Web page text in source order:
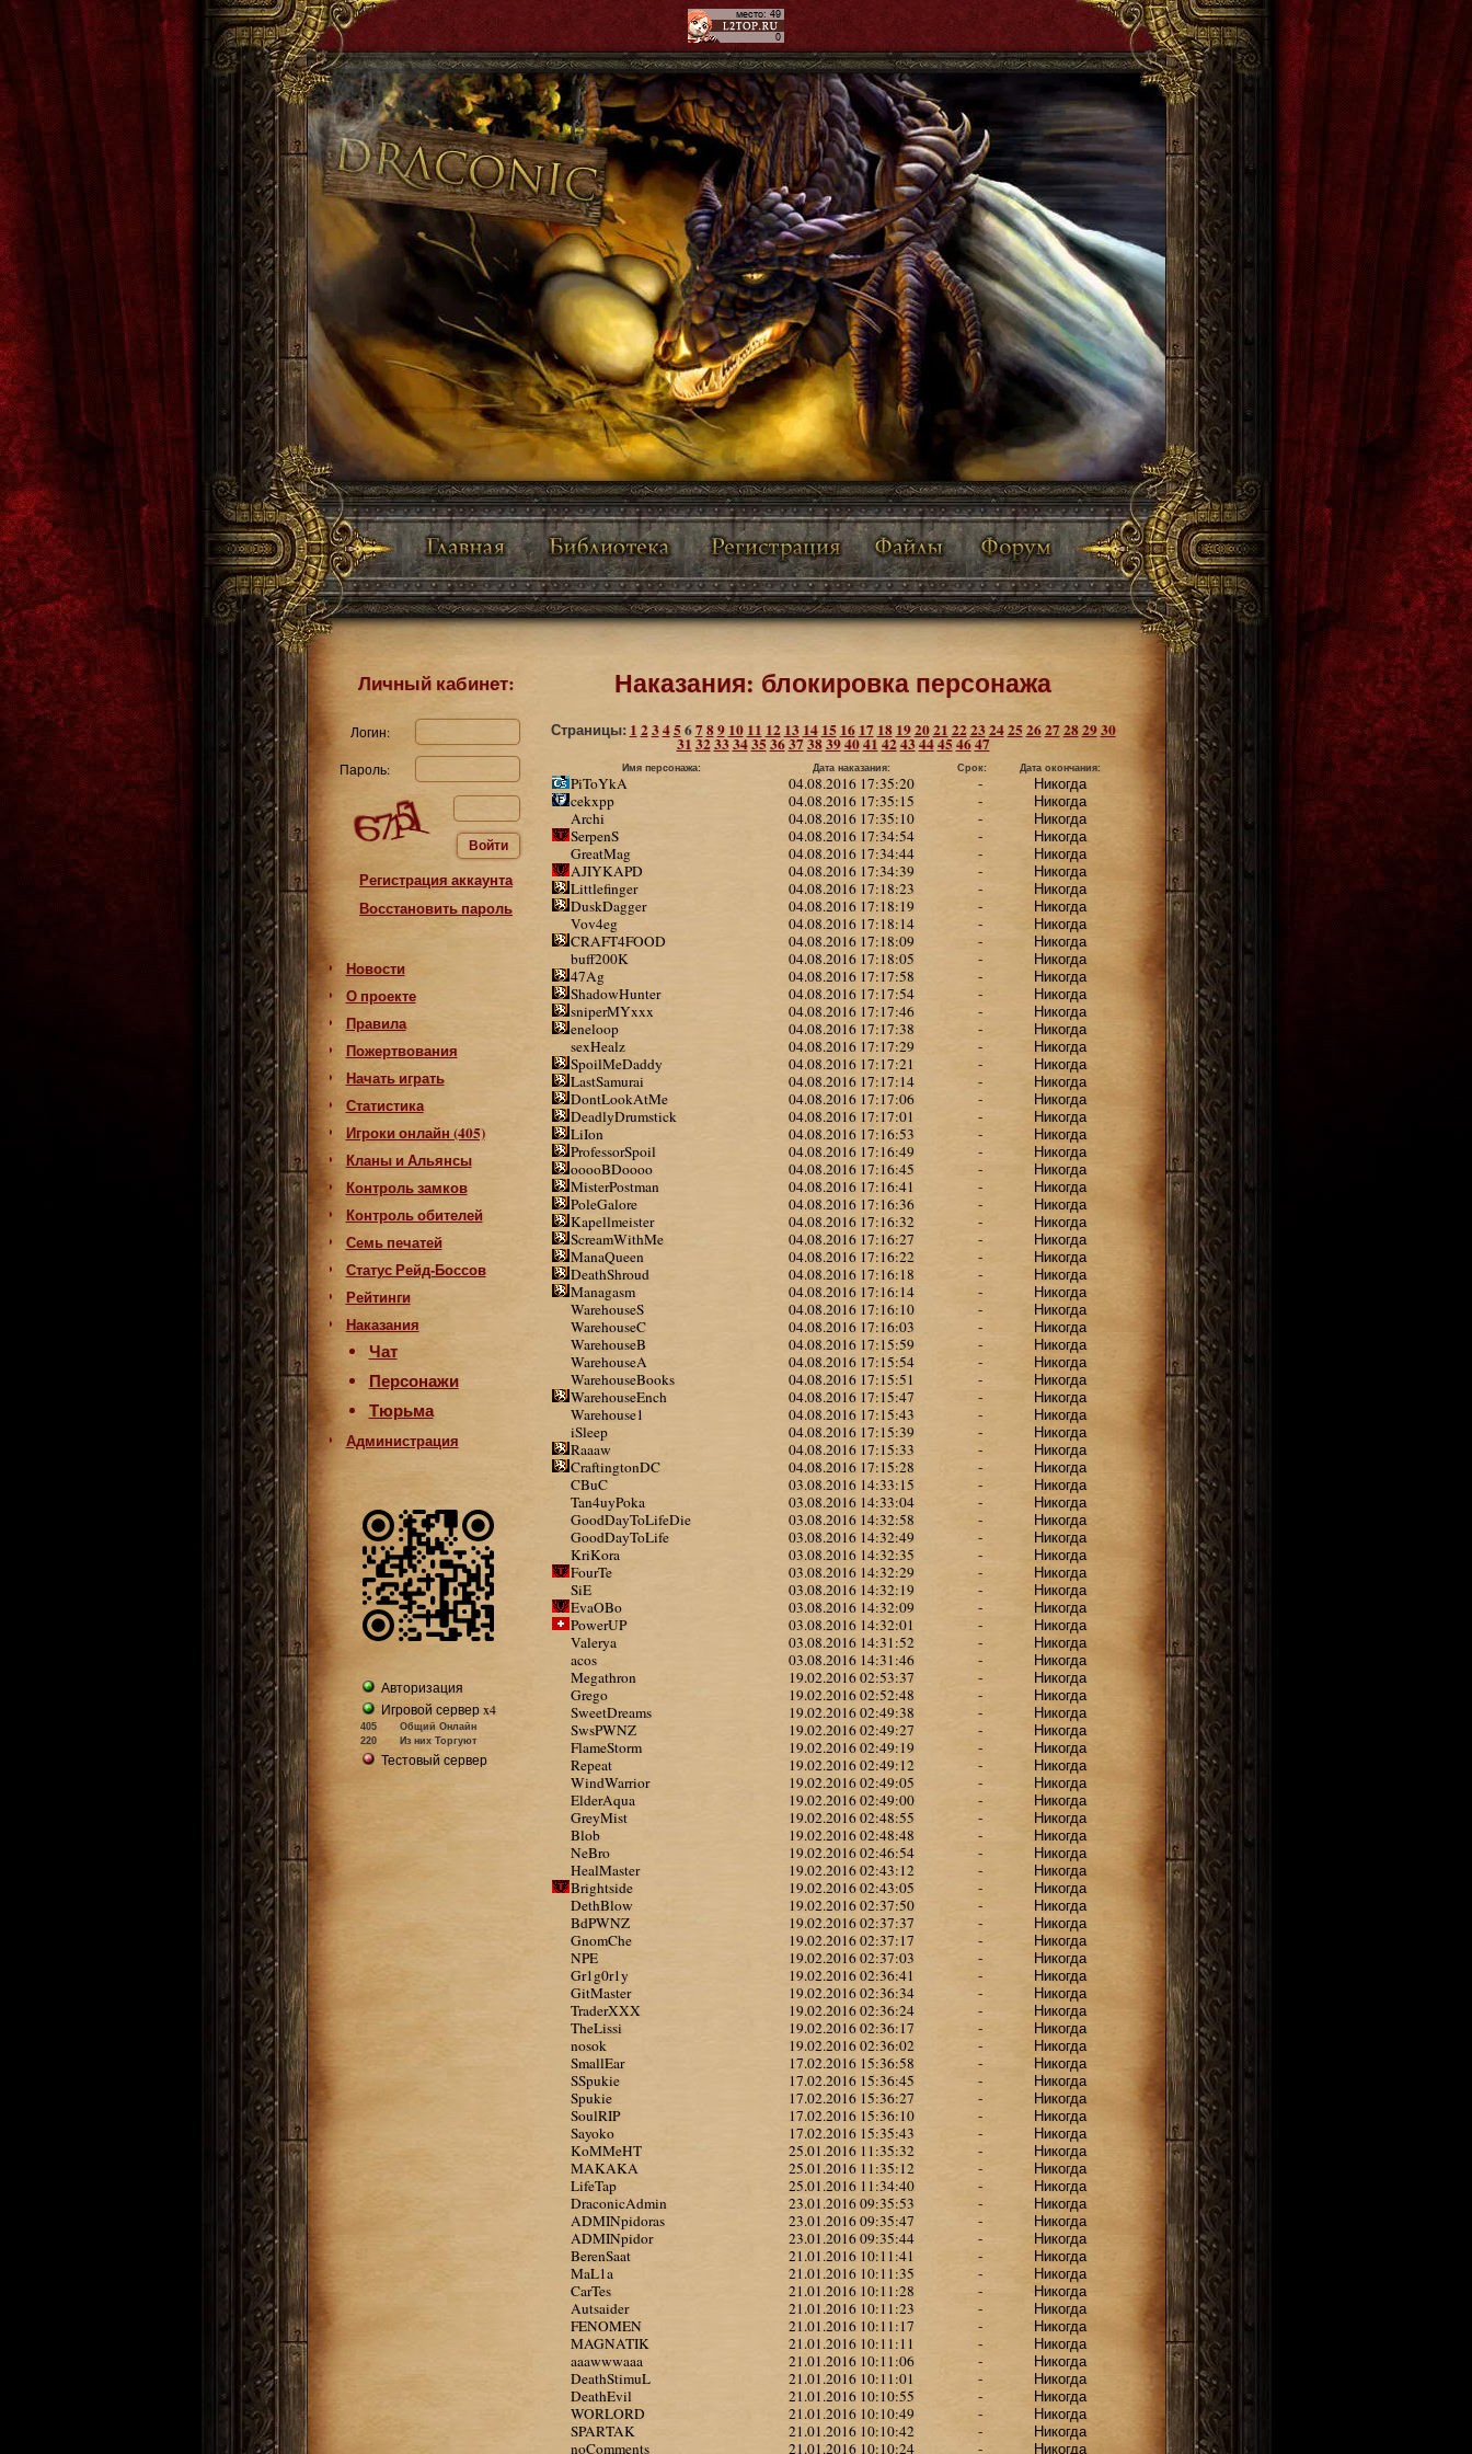
Личный кабинет:
Логин:
Пароль:
Войти
Регистрация аккаунта
Восстановить пароль
Новости
О проекте
Правила
Пожертвования
Начать играть
Статистика
Игроки онлайн (405)
Кланы и Альянсы
Контроль замков
Контроль обителей
Семь печатей
Статус Рейд-Боссов
Рейтинги
Наказания
Чат
Персонажи
Тюрьма
Администрация
Авторизация
Игровой сервер x4
405
Общий Онлайн
220
Из них Торгуют
Тестовый сервер
Наказания: блокировка персонажа
Страницы: 1 2345 6789 10 11 12 13 14 15 16 17 18 192021 22232425 2627282930
3132333435363738394041424344454647
Имя персонажа: Дата наказания: Срок: Дата окончания:
PiToYkA 04.08.2016 17:35:20 -
Никогда
cekxpp
04.08.2016 17:35:15 -
Никогда
Archi
04.08.2016 17:35:10 -
Никогда
SerpenS
04.08.2016 17:34:54 -
Никогда
GreatMag
04.08.2016 17:34:44 -
Никогда
AJIYKAPD
04.08.2016 17:34:39 -
Никогда
Littlefinger
04.08.2016 17:18:23 -
Никогда
DuskDagger
04.08.2016 17:18:19 -
Никогда
Vov4eg
04.08.2016 17:18:14 -
Никогда
CRAFT4FOOD
04.08.2016 17:18:09 -
Никогда
buff200K
04.08.2016 17:18:05 -
Никогда
47Ag
04.08.2016 17:17:58 -
Никогда
ShadowHunter
04.08.2016 17:17:54 -
Никогда
sniperMYxxx
04.08.2016 17:17:46 -
Никогда
eneloop
04.08.2016 17:17:38 -
Никогда
sexHealz
04.08.2016 17:17:29 -
Никогда
SpoilMeDaddy
04.08.2016 17:17:21 -
Никогда
LastSamurai
04.08.2016 17:17:14 -
Никогда
DontLookAtMe
04.08.2016 17:17:06 -
Никогда
DeadlyDrumstick
04.08.2016 17:17:01 -
Никогда
LiIon
04.08.2016 17:16:53 -
Никогда
ProfessorSpoil
04.08.2016 17:16:49 -
Никогда
ooooBDoooo
04.08.2016 17:16:45 -
Никогда
MisterPostman
04.08.2016 17:16:41 -
Никогда
PoleGalore
04.08.2016 17:16:36 -
Никогда
Kapellmeister
04.08.2016 17:16:32 -
Никогда
ScreamWithMe
04.08.2016 17:16:27 -
Никогда
ManaQueen
04.08.2016 17:16:22 -
Никогда
DeathShroud
04.08.2016 17:16:18 -
Никогда
Managasm
04.08.2016 17:16:14 -
Никогда
WarehouseS
04.08.2016 17:16:10 -
Никогда
WarehouseC
04.08.2016 17:16:03 -
Никогда
WarehouseB
04.08.2016 17:15:59 -
Никогда
WarehouseA
04.08.2016 17:15:54 -
Никогда
WarehouseBooks
04.08.2016 17:15:51 -
Никогда
WarehouseEnch
04.08.2016 17:15:47 -
Никогда
Warehouse1
04.08.2016 17:15:43 -
Никогда
iSleep
04.08.2016 17:15:39 -
Никогда
Raaaw
04.08.2016 17:15:33 -
Никогда
CraftingtonDC
04.08.2016 17:15:28 -
Никогда
CBuC
03.08.2016 14:33:15 -
Никогда
Tan4uyPoka
03.08.2016 14:33:04 -
Никогда
GoodDayToLifeDie
03.08.2016 14:32:58 -
Никогда
GoodDayToLife
03.08.2016 14:32:49 -
Никогда
KriKora
03.08.2016 14:32:35 -
Никогда
FourTe
03.08.2016 14:32:29 -
Никогда
SiE
03.08.2016 14:32:19 -
Никогда
EvaOBo
03.08.2016 14:32:09 -
Никогда
PowerUP
03.08.2016 14:32:01 -
Никогда
Valerya
03.08.2016 14:31:52 -
Никогда
acos
03.08.2016 14:31:46 -
Никогда
Megathron
19.02.2016 02:53:37 -
Никогда
Grego
19.02.2016 02:52:48 -
Никогда
SweetDreams
19.02.2016 02:49:38 -
Никогда
SwsPWNZ
19.02.2016 02:49:27 -
Никогда
FlameStorm
19.02.2016 02:49:19 -
Никогда
Repeat
19.02.2016 02:49:12 -
Никогда
WindWarrior
19.02.2016 02:49:05 -
Никогда
ElderAqua
19.02.2016 02:49:00 -
Никогда
GreyMist
19.02.2016 02:48:55 -
Никогда
Blob
19.02.2016 02:48:48 -
Никогда
NeBro
19.02.2016 02:46:54 -
Никогда
HealMaster
19.02.2016 02:43:12 -
Никогда
Brightside
19.02.2016 02:43:05 -
Никогда
DethBlow
19.02.2016 02:37:50 -
Никогда
BdPWNZ
19.02.2016 02:37:37 -
Никогда
GnomChe
19.02.2016 02:37:17 -
Никогда
NPE
19.02.2016 02:37:03 -
Никогда
Gr1g0r1y
19.02.2016 02:36:41 -
Никогда
GitMaster
19.02.2016 02:36:34 -
Никогда
TraderXXX
19.02.2016 02:36:24 -
Никогда
TheLissi
19.02.2016 02:36:17 -
Никогда
nosok
19.02.2016 02:36:02 -
Никогда
SmallEar
17.02.2016 15:36:58 -
Никогда
SSpukie
17.02.2016 15:36:45 -
Никогда
Spukie
17.02.2016 15:36:27 -
Никогда
SoulRIP
17.02.2016 15:36:10 -
Никогда
Sayoko
17.02.2016 15:35:43 -
Никогда
KoMMeHT
25.01.2016 11:35:32 -
Никогда
MAKAKA
25.01.2016 11:35:12 -
Никогда
LifeTap
25.01.2016 11:34:40 -
Никогда
DraconicAdmin
23.01.2016 09:35:53 -
Никогда
ADMINpidoras
23.01.2016 09:35:47 -
Никогда
ADMINpidor
23.01.2016 09:35:44 -
Никогда
BerenSaat
21.01.2016 10:11:41 -
Никогда
MaL1a
21.01.2016 10:11:35 -
Никогда
CarTes
21.01.2016 10:11:28 -
Никогда
Autsaider
21.01.2016 10:11:23 -
Никогда
FENOMEN
21.01.2016 10:11:17 -
Никогда
MAGNATIK
21.01.2016 10:11:11 -
Никогда
aaawwwaaa
21.01.2016 10:11:06 -
Никогда
DeathStimuL
21.01.2016 10:11:01 -
Никогда
DeathEvil
21.01.2016 10:10:55 -
Никогда
WORLORD
21.01.2016 10:10:49 -
Никогда
SPARTAK
21.01.2016 10:10:42 -
Никогда
noComments
21.01.2016 10:10:24 - Никогда